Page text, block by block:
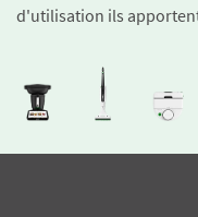
d'utilisation ils